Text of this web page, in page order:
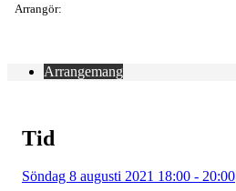
Arrangör:
Arrangemang
Tid
Söndag 8 augusti 2021 18:00 - 20:00